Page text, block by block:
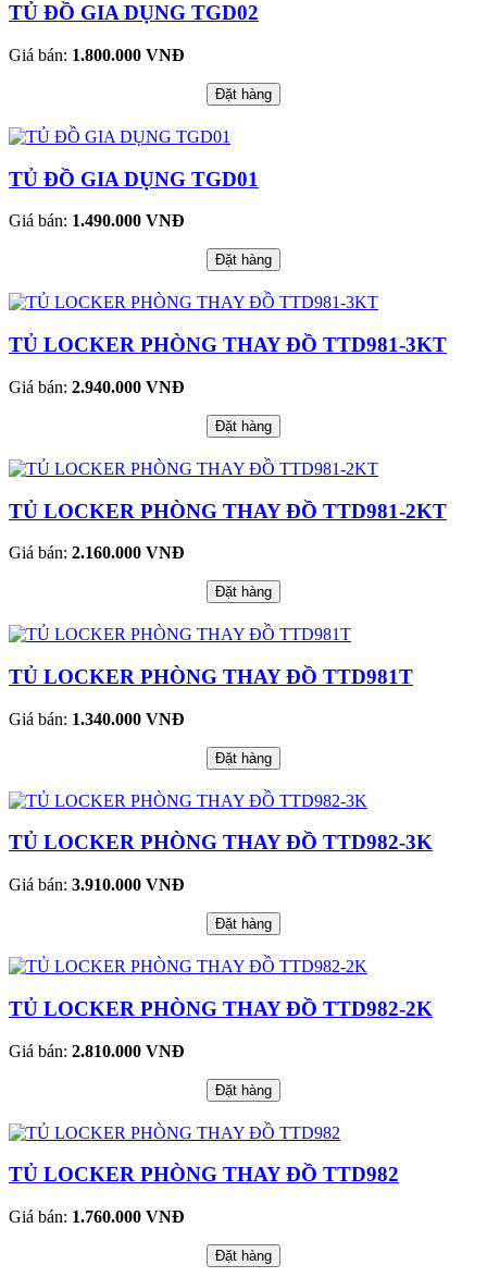
TỦ ĐỒ GIA DỤNG TGD02
Giá bán: 1.800.000 VNĐ
Đặt hàng
TỦ ĐỒ GIA DỤNG TGD01
Giá bán: 1.490.000 VNĐ
Đặt hàng
TỦ LOCKER PHÒNG THAY ĐỒ TTD981-3KT
Giá bán: 2.940.000 VNĐ
Đặt hàng
TỦ LOCKER PHÒNG THAY ĐỒ TTD981-2KT
Giá bán: 2.160.000 VNĐ
Đặt hàng
TỦ LOCKER PHÒNG THAY ĐỒ TTD981T
Giá bán: 1.340.000 VNĐ
Đặt hàng
TỦ LOCKER PHÒNG THAY ĐỒ TTD982-3K
Giá bán: 3.910.000 VNĐ
Đặt hàng
TỦ LOCKER PHÒNG THAY ĐỒ TTD982-2K
Giá bán: 2.810.000 VNĐ
Đặt hàng
TỦ LOCKER PHÒNG THAY ĐỒ TTD982
Giá bán: 1.760.000 VNĐ
Đặt hàng